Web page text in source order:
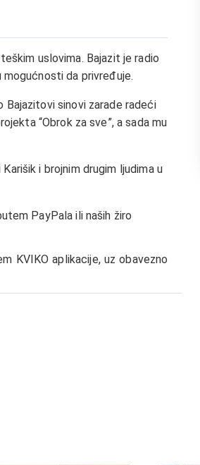
uslovima. Bajazit je radio
da privređuje.
Bajazitovi sinovi zarade radeći
“Obrok za sve”, a sada mu
i brojnim drugim ljudima u
PayPala ili naših žiro
KVIKO aplikacije, uz obavezno